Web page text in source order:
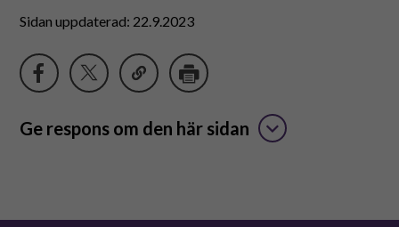
Sidan uppdaterad: 22.9.2023
Ge respons om den här sidan